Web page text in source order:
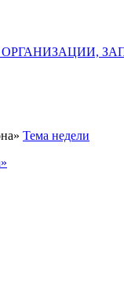
Тема недели